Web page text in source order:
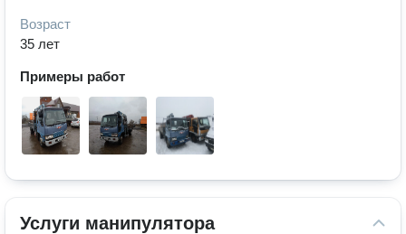
Возраст
35 лет
Примеры работ
Услуги манипулятора